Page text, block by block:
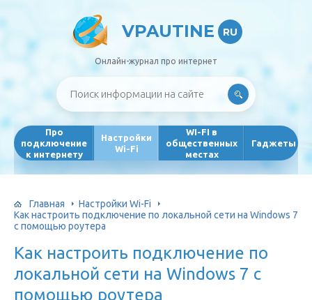
VPAUTINE RU
Онлайн-журнал про интернет
Про
подключение
к интернету
Настройки
Wi-Fi
WI-FI в
общественных
местах
Гаджеты
Главная
Настройки Wi-Fi
Как настроить подключение по локальной сети на Windows 7
с помощью роутера
Как настроить подключение по
локальной сети на Windows 7 с
помощью роутера